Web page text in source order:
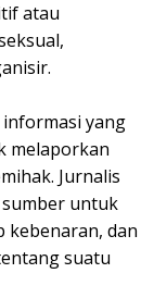
atau
informasi yang
melaporkan
Jurnalis
untuk
kebenaran, dan
suatu